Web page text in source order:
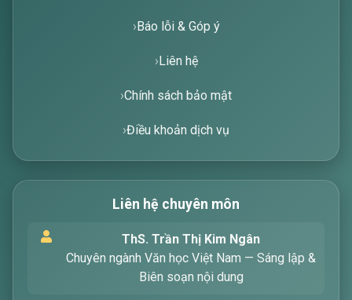
tìm kiếm các bài viết về văn học. Hãy nhập từ
khóa mà bạn quan tâm, tôi sẽ giúp bạn ngay
Báo lỗi & Góp ý
Liên hệ
Chính sách bảo mật
Điều khoản dịch vụ
Liên hệ chuyên môn
ThS. Trần Thị Kim Ngân
Chuyên ngành Văn học Việt Nam — Sáng lập &
Biên soạn nội dung